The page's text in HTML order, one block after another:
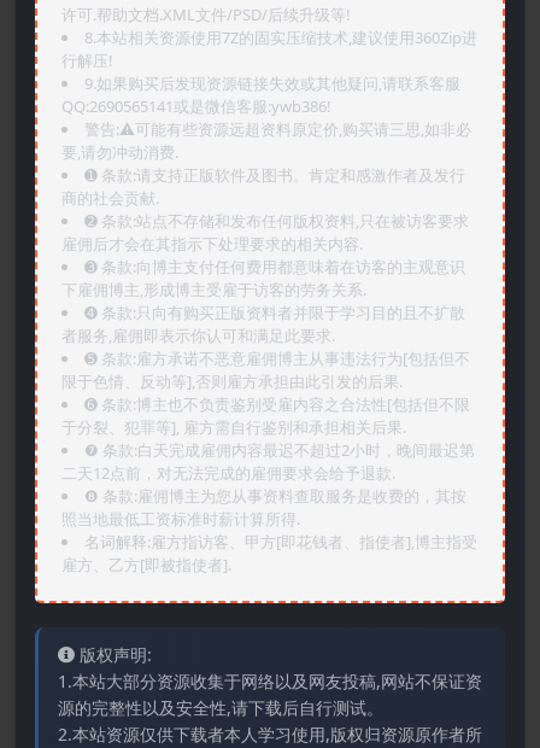
许可.帮助文档.XML文件/PSD/后续升级等!
8.本站相关资源使用7Z的固实压缩技术,建议使用360Zip进
行解压!
9.如果购买后发现资源链接失效或其他疑问,请联系客服
QQ:2690565141或是微信客服:ywb386!
警告:⚠️可能有些资源远超资料原定价,购买请三思,如非必
要,请勿冲动消费.
➊️ 条款:请支持正版软件及图书。肯定和感激作者及发行
商的社会贡献.
➋️ 条款:站点不存储和发布任何版权资料,只在被访客要求
雇佣后才会在其指示下处理要求的相关内容.
➌️ 条款:向博主支付任何费用都意味着在访客的主观意识
下雇佣博主,形成博主受雇于访客的劳务关系.
➍️ 条款:只向有购买正版资料者并限于学习目的且不扩散
者服务,雇佣即表示你认可和满足此要求.
➎ 条款:雇方承诺不恶意雇佣博主从事违法行为[包括但不
限于色情、反动等],否则雇方承担由此引发的后果.
➏️ 条款:博主也不负责鉴别受雇内容之合法性[包括但不限
于分裂、犯罪等], 雇方需自行鉴别和承担相关后果.
❼ 条款:白天完成雇佣内容最迟不超过2小时，晚间最迟第
二天12点前，对无法完成的雇佣要求会给予退款.
❽ 条款:雇佣博主为您从事资料查取服务是收费的，其按
照当地最低工资标准时薪计算所得.
名词解释:雇方指访客、甲方[即花钱者、指使者],博主指受
雇方、乙方[即被指使者].
版权声明:
1.本站大部分资源收集于网络以及网友投稿,网站不保证资
源的完整性以及安全性,请下载后自行测试。
2.本站资源仅供下载者本人学习使用,版权归资源原作者所